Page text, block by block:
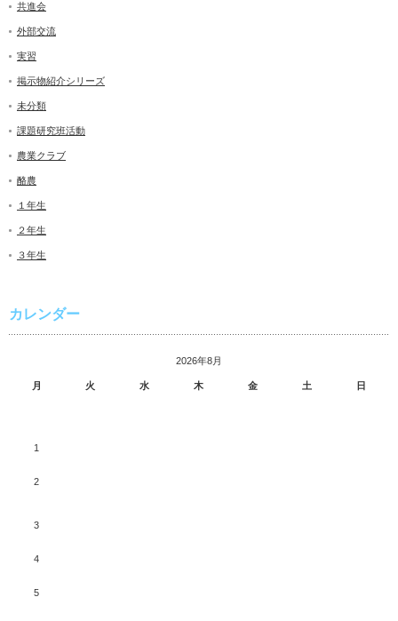
共進会
外部交流
実習
掲示物紹介シリーズ
未分類
課題研究班活動
農業クラブ
酪農
１年生
２年生
３年生
カレンダー
2026年8月
月 火 水 木 金 土 日
1
2
3
4
5